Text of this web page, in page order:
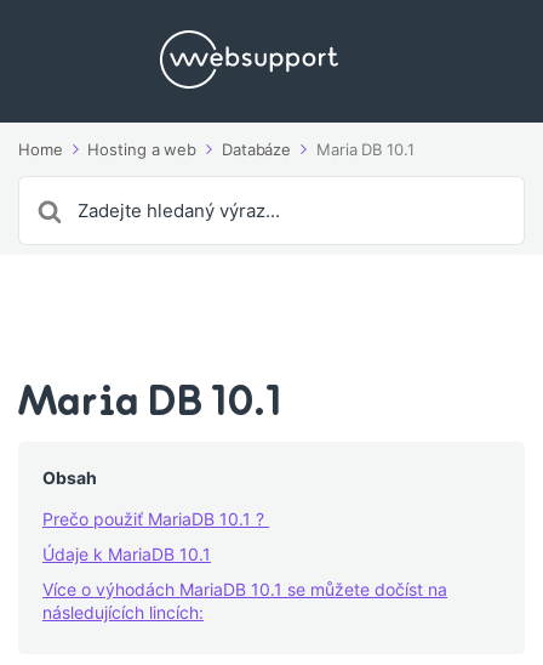
Home Hosting a web Databáze Maria DB 10.1
For
Maria DB 10.1
Obsah
Prečo použiť MariaDB 10.1 ?
Údaje k MariaDB 10.1
Více o výhodách MariaDB 10.1 se můžete dočíst na
následujících lincích: